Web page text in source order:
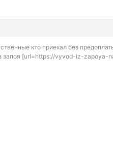
кто приехал без
запоя [url=https://vyvod-iz-zapoya-